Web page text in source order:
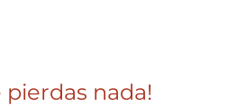
pierdas nada!